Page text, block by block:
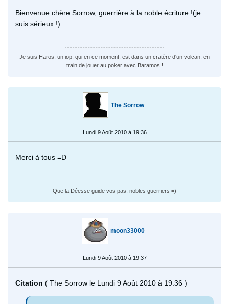
Bienvenue chère Sorrow, guerrière à la noble écriture !(je
suis sérieux !)
Je suis Haros, un iop, qui en ce moment, est dans un cratère d'un volcan, en
train de jouer au poker avec Baramos !
The Sorrow
Lundi 9 Août 2010 à 19:36
Merci à tous =D
Que la Déesse guide vos pas, nobles guerriers =)
moon33000
Lundi 9 Août 2010 à 19:37
Citation ( The Sorrow le Lundi 9 Août 2010 à 19:36 )